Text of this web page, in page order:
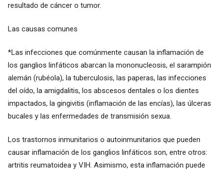
resultado de cáncer o tumor.
Las causas comunes
*Las infecciones que comúnmente causan la inflamación de
los ganglios linfáticos abarcan la mononucleosis, el sarampión
alemán (rubéola), la tuberculosis, las paperas, las infecciones
del oído, la amigdalitis, los abscesos dentales o los dientes
impactados, la gingivitis (inflamación de las encías), las úlceras
bucales y las enfermedades de transmisión sexua.
Los trastornos inmunitarios o autoinmunitarios que pueden
causar inflamación de los ganglios linfáticos son, entre otros:
artritis reumatoidea y VIH. Asimismo, esta inflamación puede